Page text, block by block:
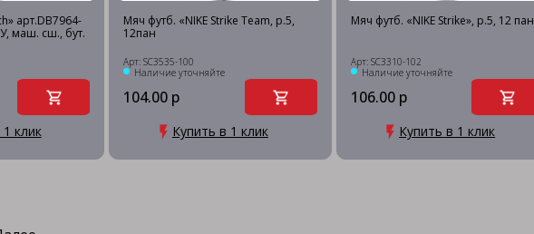
арт.DB7964-
маш. сш., бут.
клик
Мяч футб. «NIKE Strike Team, р.5,
12пан
Арт: SC3535-100
Наличие уточняйте
104.00 р
Купить в 1 клик
Мяч футб. «NIKE Strike», р.5, 12 пан
Арт: SC3310-102
Наличие уточняйте
106.00 р
Купить в 1 клик